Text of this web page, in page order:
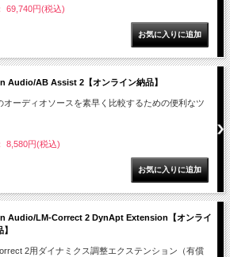
69,740円(税込)
Audio/AB Assist 2【オンライン納品】
オーディオソースを素早く比較するための便利なツ
8,580円(税込)
Audio/LM-Correct 2 DynApt Extension【オンライ
2用ダイナミクス調整エクステンション（有償